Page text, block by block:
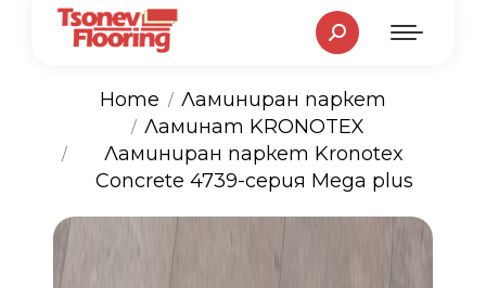
Search:
You are here:
Home
Ламиниран паркет
Ламинат KRONOTEX
Ламиниран паркет Kronotex
Concrete 4739-серия Mega plus